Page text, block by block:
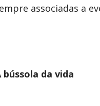
associadas a
da vida